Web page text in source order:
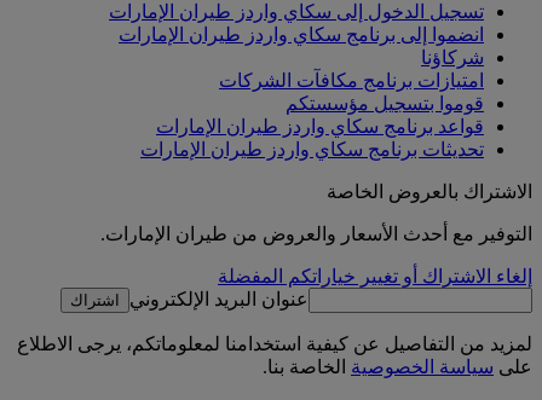
تسجيل الدخول إلى سكاي واردز طيران الإمارات
انضموا إلى برنامج سكاي واردز طيران الإمارات
شركاؤنا
امتيازات برنامج مكافآت الشركات
قوموا بتسجيل مؤسستكم
قواعد برنامج سكاي واردز طيران الإمارات
تحديثات برنامج سكاي واردز طيران الإمارات
الاشتراك بالعروض الخاصة
التوفير مع أحدث الأسعار والعروض من طيران الإمارات.
إلغاء الاشتراك أو تغيير خياراتكم المفضلة
عنوان البريد الإلكتروني
اشتراك
لمزيد من التفاصيل عن كيفية استخدامنا لمعلوماتكم، يرجى الاطلاع
على سياسة الخصوصية الخاصة بنا.